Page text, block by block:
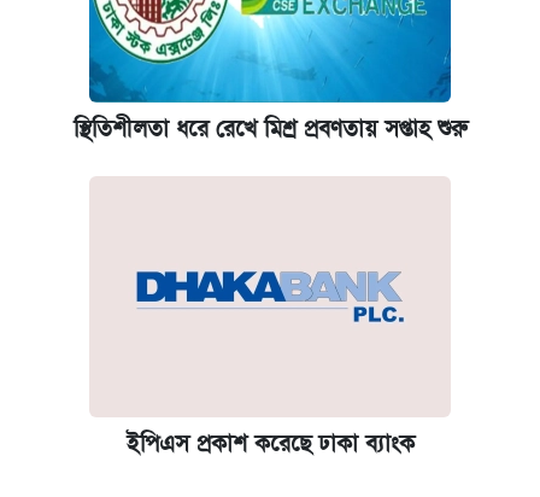
স্থিতিশীলতা ধরে রেখে মিশ্র প্রবণতায় সপ্তাহ শুরু
ইপিএস প্রকাশ করেছে ঢাকা ব্যাংক